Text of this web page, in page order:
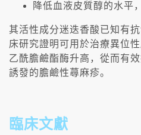
降低血液皮質醇的水平
其活性成分迷迭香酸已知有
床研究證明可用於治療異位
乙酰膽鹼酯酶升高，從而有
誘發的膽鹼性蕁麻疹。
臨床文獻